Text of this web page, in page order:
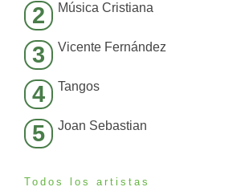
2 Música Cristiana
3 Vicente Fernández
4 Tangos
5 Joan Sebastian
Todos los artistas